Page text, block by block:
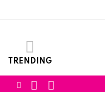
TRENDING
FOLLOWSEARCH